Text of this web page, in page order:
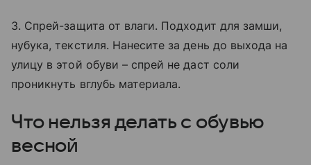
3. Спрей-защита от влаги. Подходит для замши,
нубука, текстиля. Нанесите за день до выхода на
улицу в этой обуви – спрей не даст соли
проникнуть вглубь материала.
Что нельзя делать с обувью
весной